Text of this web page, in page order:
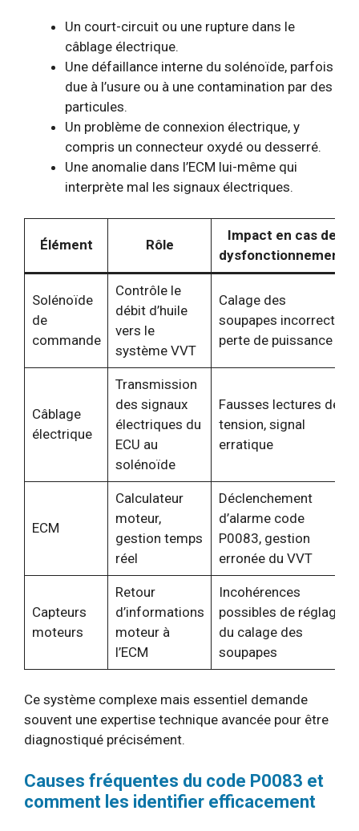
Un court-circuit ou une rupture dans le
câblage électrique.
Une défaillance interne du solénoïde, parfois
due à l’usure ou à une contamination par des
particules.
Un problème de connexion électrique, y
compris un connecteur oxydé ou desserré.
Une anomalie dans l’ECM lui-même qui
interprète mal les signaux électriques.
Élément Rôle
Impact en cas de
dysfonctionnement
Solénoïde
de
commande
Contrôle le
débit d’huile
vers le
système VVT
Calage des
soupapes incorrect,
perte de puissance
Câblage
électrique
Transmission
des signaux
électriques du
ECU au
solénoïde
Fausses lectures de
tension, signal
erratique
ECM
Calculateur
moteur,
gestion temps
réel
Déclenchement
d’alarme code
P0083, gestion
erronée du VVT
Capteurs
moteurs
Retour
d’informations
moteur à
l’ECM
Incohérences
possibles de réglage
du calage des
soupapes
Ce système complexe mais essentiel demande
souvent une expertise technique avancée pour être
diagnostiqué précisément.
Causes fréquentes du code P0083 et
comment les identifier efficacement